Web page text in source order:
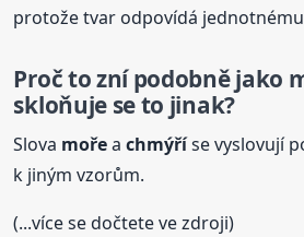
protože tvar odpovídá
Proč to zní podobně jako
skloňuje se to jinak?
Slova mořeachmýříse vyslovují
k jiným vzorům.
(...více se dočtete ve zdroji)